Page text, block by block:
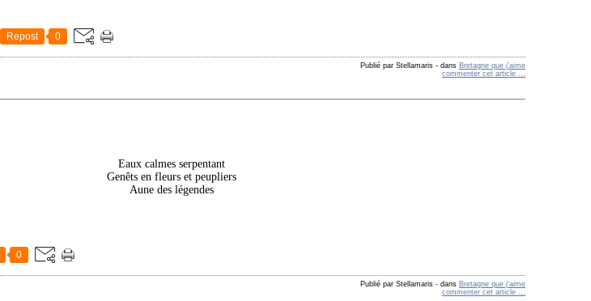
Repost 0
Publié par Stellamaris - dans Bretagne que j'aime
commenter cet article
Eaux calmes serpentant
Genêts en fleurs et peupliers
Aune des légendes
0
Publié par Stellamaris - dans Bretagne que j'aime
commenter cet article